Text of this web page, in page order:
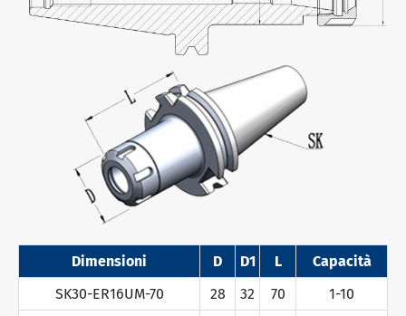
Dimensioni D D1 L
Capacità
SK30-ER16UM-70
28 32 70
1-10